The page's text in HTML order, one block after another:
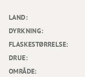
LAND:
DYRKNING:
FLASKESTØRRELSE:
DRUE:
OMRÅDE: